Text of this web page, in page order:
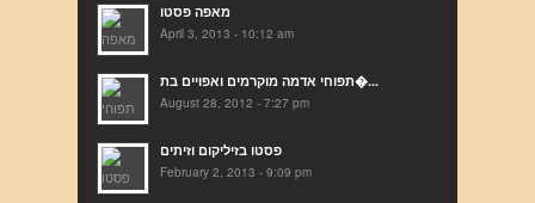
מאפה פסטו
April 3, 2013 - 10:12 am
תפוחי אדמה מוקרמים ואפויים בת�...
August 28, 2012 - 7:27 pm
פסטו בזיליקום וזיתים
February 2, 2013 - 9:09 pm